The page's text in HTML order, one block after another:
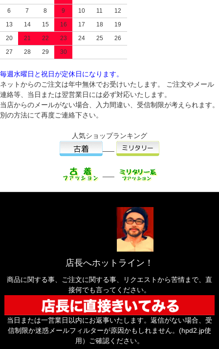
6
7 8 9 10 11
12
13
14 15 16 17 18
19
20
21 22 23 24 25
26
27
28 29 30
毎週水曜日と祝日が定休日になります。
ネットからのご注文は年中無休でお受けいたします。 ご注文やメール
連絡等、当日または翌営業日には必ず対応いたします。
当店からのメールがない場合、入力間違い、受信制限が考えられます。
別の方法にて再度ご連絡下さい。
人気ショップランキング
店長へホットライン！
商品に関する事、ご注文に関する事、リクエストから苦情まで、直
接何でも言ってください。
当日または一営業日以内にお返事いたします。返信がない場合、受
信制限か迷惑メールフィルターが原因かもしれません。(hpd2.jp使
用）ご確認ください。